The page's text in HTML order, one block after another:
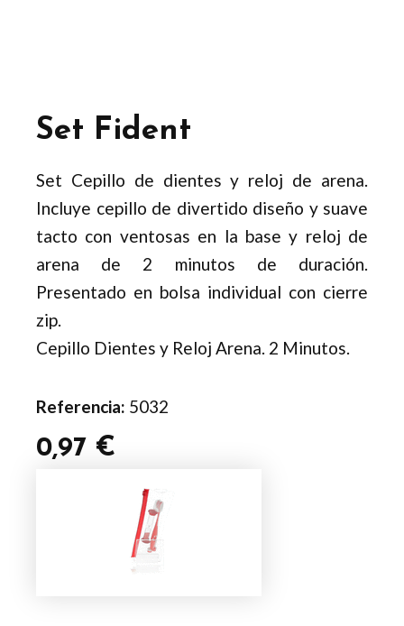
Set Fident
Set Cepillo de dientes y reloj de arena.
Incluye cepillo de divertido diseño y suave
tacto con ventosas en la base y reloj de
arena de 2 minutos de duración.
Presentado en bolsa individual con cierre
zip.
Cepillo Dientes y Reloj Arena. 2 Minutos.
Referencia: 5032
0,97 €